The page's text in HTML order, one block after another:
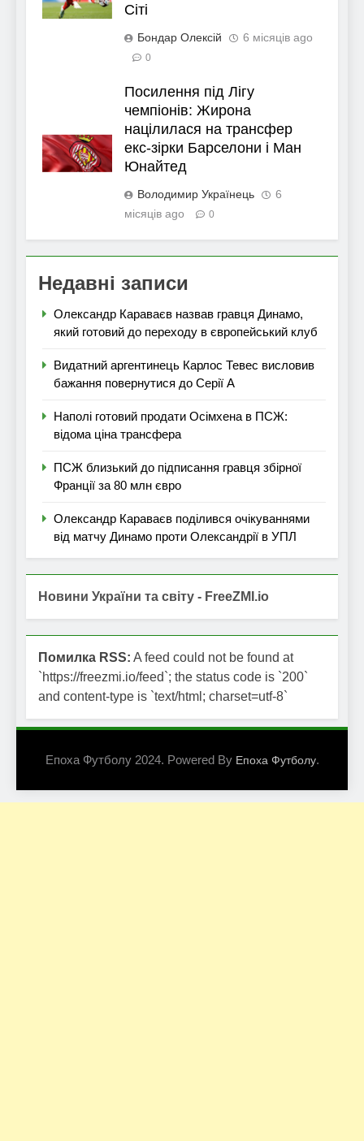
Сіті
Бондар Олексій 6 місяців ago
0
Посилення під Лігу
чемпіонів: Жирона
націлилася на трансфер
екс-зірки Барселони і Ман
Юнайтед
Володимир Українець
6
місяців ago
0
Недавні записи
Олександр Караваєв назвав гравця Динамо,
який готовий до переходу в європейський клуб
Видатний аргентинець Карлос Тевес висловив
бажання повернутися до Серії А
Наполі готовий продати Осімхена в ПСЖ:
відома ціна трансфера
ПСЖ близький до підписання гравця збірної
Франції за 80 млн євро
Олександр Караваєв поділився очікуваннями
від матчу Динамо проти Олександрії в УПЛ
Новини України та світу - FreeZMI.io
Помилка RSS: A feed could not be found at
`https://freezmi.io/feed`; the status code is `200`
and content-type is `text/html; charset=utf-8`
Епоха Футболу 2024. Powered By Епоха Футболу.